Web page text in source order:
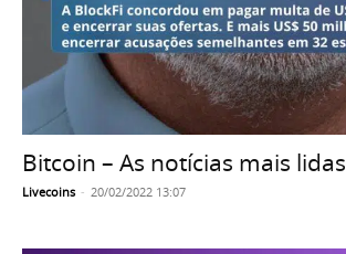
Bitcoin – As notícias mais lidas
Livecoins - 20/02/2022 13:07